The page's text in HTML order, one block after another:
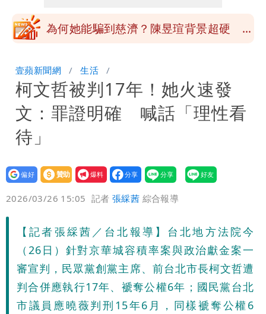
庭 他翻供不認貪污、洗錢
為何她能騙到慈濟？陳昱瑄背景超硬 曾
手疑學生
中國賣家被踢爆在網購平台「租人頭」
吳欣岱：完美偽裝台灣企業
批綠藉慈濟遭詐「洗記憶」 張彤：疫苗
壹蘋新聞網 生活
柯文哲被判17年！她火速發
文：罪證明確 喊話「理性看
待」
設為
贊助
我要
爆料
2026/03/26 15:05 記者張綵茜 綜合報導
【記者張綵茜／台北報導】台北地方法院今
（26日）針對京華城容積率案與政治獻金案一
審宣判，民眾黨創黨主席、前台北市長柯文哲遭
判合併應執行17年、褫奪公權6年；國民黨台北
市議員應曉薇判刑15年6月，同樣褫奪公權6